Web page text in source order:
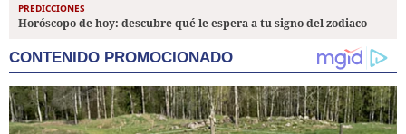
PREDICCIONES
Horóscopo de hoy: descubre qué le espera a tu signo del zodiaco
CONTENIDO PROMOCIONADO